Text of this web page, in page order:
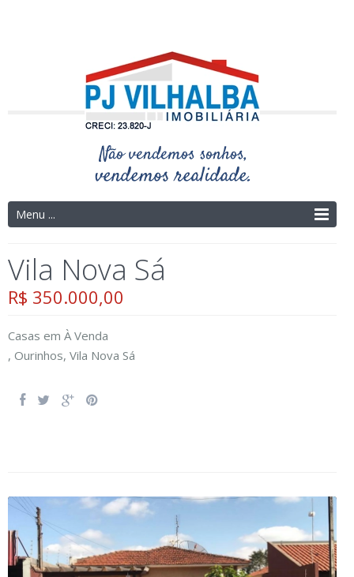
Menu ...
Vila Nova Sá
R$ 350.000,00
Casas em À Venda
, Ourinhos, Vila Nova Sá